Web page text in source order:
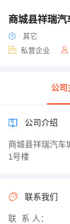
商城县祥瑞汽
其它
私营企业
公司
公司介绍
商城县祥瑞汽车
1号楼
联系我们
联 系 人：